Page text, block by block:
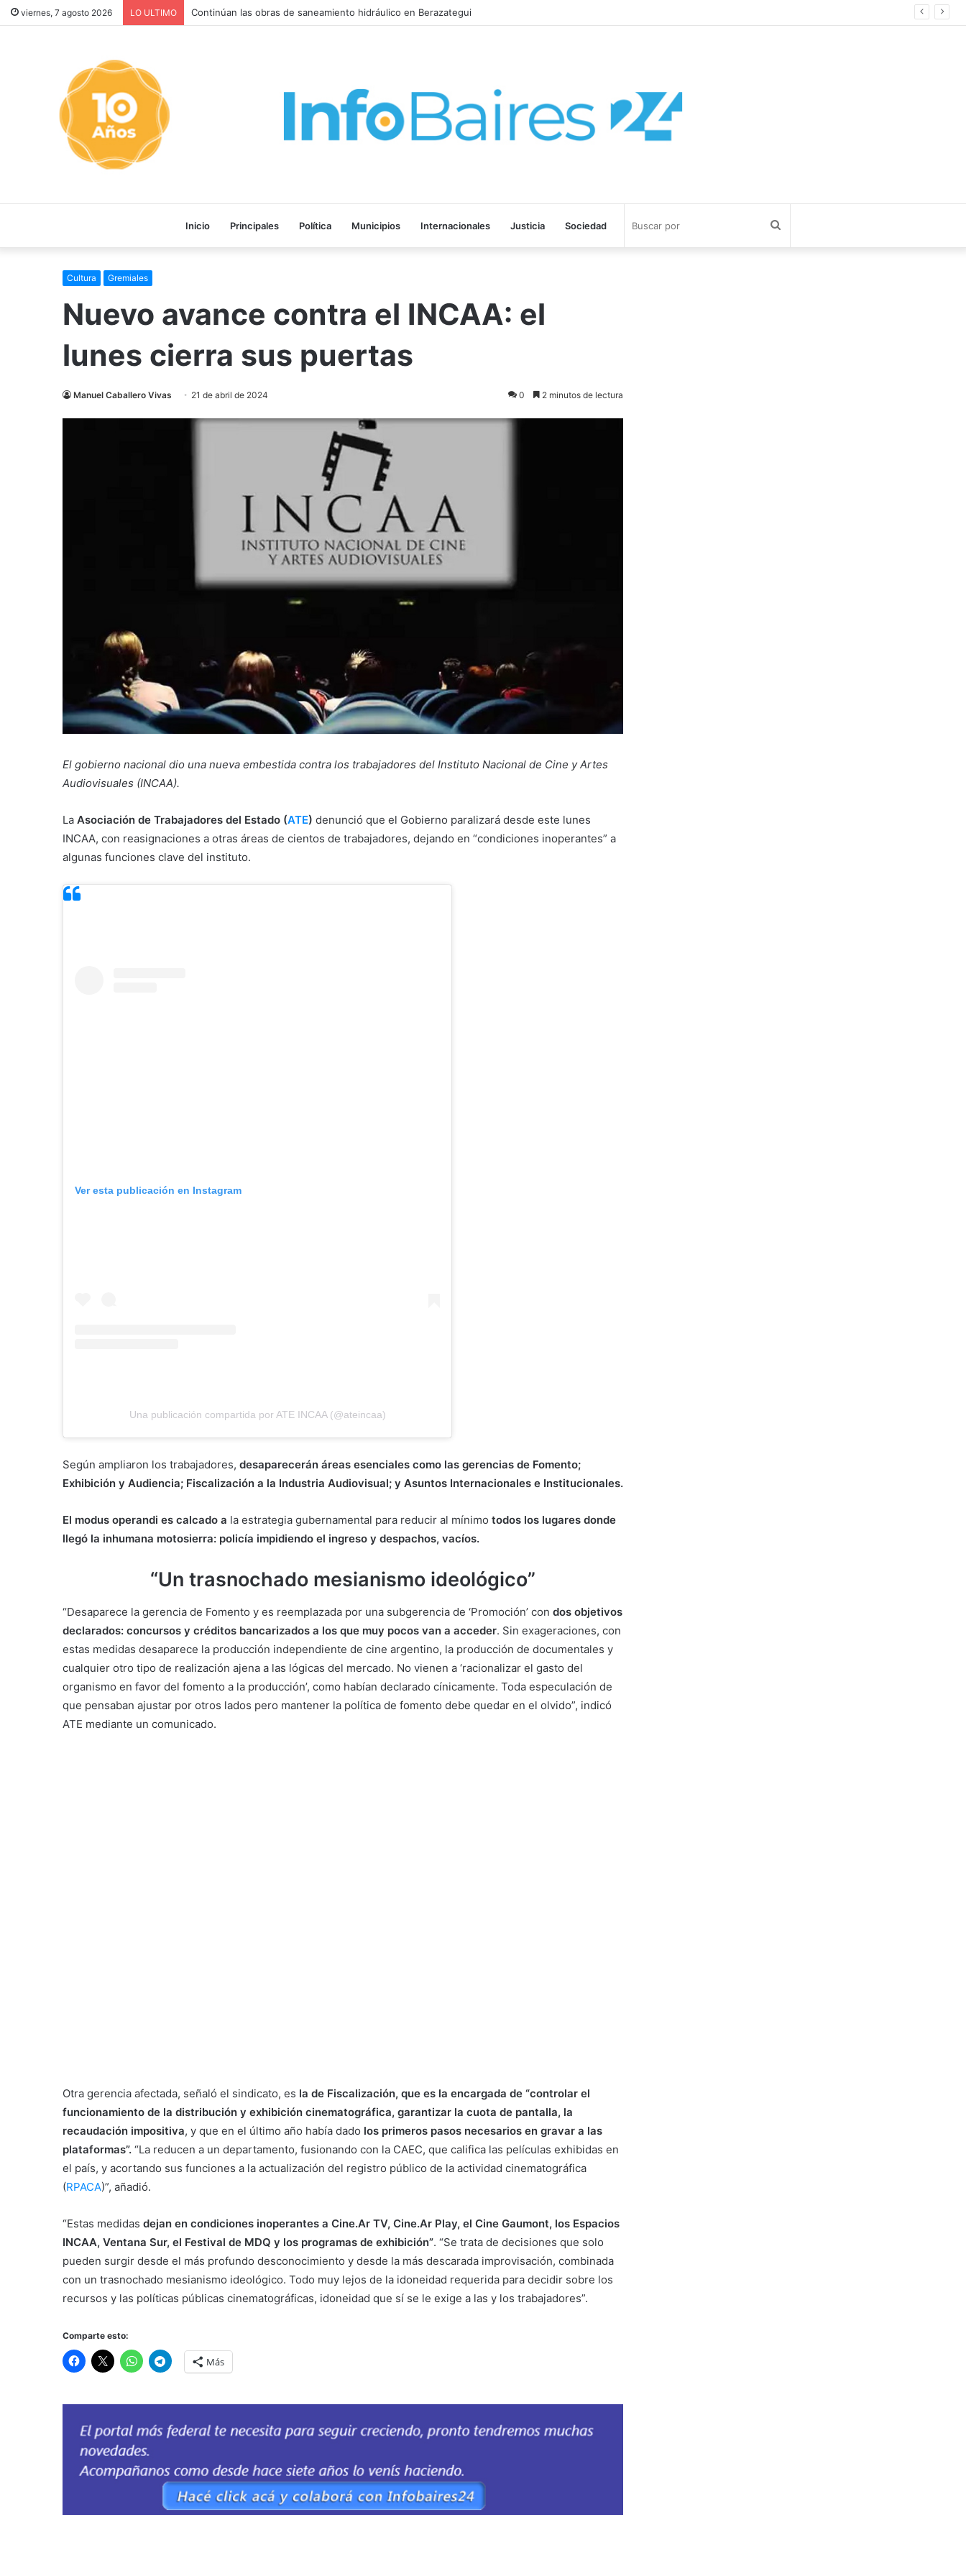
viernes, 7 agosto 2026 LO ULTIMO
Inicio Principales Política Municipios Internacionales Justicia Sociedad
Cultura Gremiales
Nuevo avance contra el INCAA: el
lunes cierra sus puertas
Manuel Caballero Vivas 21 de abril de 2024 0 2 minutos de lectura
El gobierno nacional dio una nueva embestida contra los trabajadores del Instituto Nacional de Cine y Artes
Audiovisuales (INCAA).
La Asociación de Trabajadores del Estado (ATE) denunció que el Gobierno paralizará desde este lunes
INCAA, con reasignaciones a otras áreas de cientos de trabajadores, dejando en “condiciones inoperantes” a
algunas funciones clave del instituto.
Ver esta publicación en Instagram
Una publicación compartida por ATE INCAA (@ateincaa)
Según ampliaron los trabajadores, desaparecerán áreas esenciales como las gerencias de Fomento;
Exhibición y Audiencia; Fiscalización a la Industria Audiovisual; y Asuntos Internacionales e Institucionales.
El modus operandi es calcado a la estrategia gubernamental para reducir al mínimo todos los lugares donde
llegó la inhumana motosierra: policía impidiendo el ingreso y despachos, vacíos.
“Un trasnochado mesianismo ideológico”
“Desaparece la gerencia de Fomento y es reemplazada por una subgerencia de ‘Promoción’ con dos objetivos
declarados: concursos y créditos bancarizados a los que muy pocos van a acceder. Sin exageraciones, con
estas medidas desaparece la producción independiente de cine argentino, la producción de documentales y
cualquier otro tipo de realización ajena a las lógicas del mercado. No vienen a ‘racionalizar el gasto del
organismo en favor del fomento a la producción’, como habían declarado cínicamente. Toda especulación de
que pensaban ajustar por otros lados pero mantener la política de fomento debe quedar en el olvido”, indicó
ATE mediante un comunicado.
Otra gerencia afectada, señaló el sindicato, es la de Fiscalización, que es la encargada de “controlar el
funcionamiento de la distribución y exhibición cinematográfica, garantizar la cuota de pantalla, la
recaudación impositiva, y que en el último año había dado los primeros pasos necesarios en gravar a las
plataformas”. “La reducen a un departamento, fusionando con la CAEC, que califica las películas exhibidas en
el país, y acortando sus funciones a la actualización del registro público de la actividad cinematográfica
(RPACA)”, añadió.
“Estas medidas dejan en condiciones inoperantes a Cine.Ar TV, Cine.Ar Play, el Cine Gaumont, los Espacios
INCAA, Ventana Sur, el Festival de MDQ y los programas de exhibición”. “Se trata de decisiones que solo
pueden surgir desde el más profundo desconocimiento y desde la más descarada improvisación, combinada
con un trasnochado mesianismo ideológico. Todo muy lejos de la idoneidad requerida para decidir sobre los
recursos y las políticas públicas cinematográficas, idoneidad que sí se le exige a las y los trabajadores”.
Comparte esto:
Más